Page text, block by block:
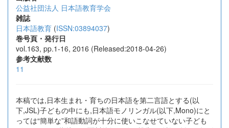
公益社団法人 日本語教育学会
雑誌
日本語教育 (ISSN:03894037)
巻号頁・発行日
vol.163, pp.1-16, 2016 (Released:2018-04-26)
参考文献数
11
本稿では,日本生まれ・育ちの日本語を第二言語とする(以
下,JSL)子どもの中にも,日本語モノリンガル(以下,Mono)にと
っては“簡単な”和語動詞が十分に使いこなせていない子ども